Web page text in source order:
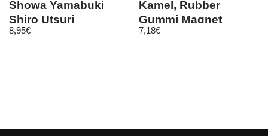
Showa Yamabuki
Shiro Utsuri
Geschenk Teich
8,95€
Kamel, Rubber
Gummi Magnet
Souvenir(113)
7,18€